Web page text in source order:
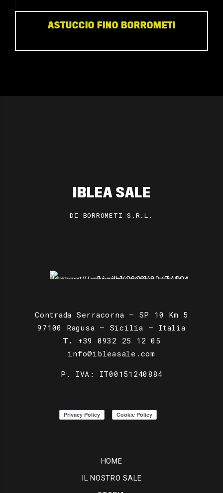
ASTUCCIO FINO BORROMETI
IBLEA SALE
DI BORROMETI S.R.L.
Contrada Serracorna – SP 10 Km 5
97100 Ragusa – Sicilia – Italia
T.
+39 0932 25 12 05
info@ibleasale.com
P. IVA: IT00151240884
HOME
IL NOSTRO SALE